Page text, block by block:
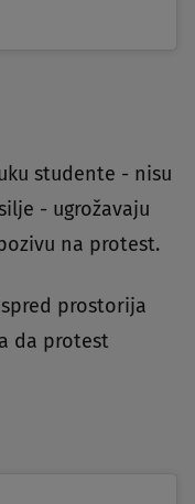
studente - nisu
- ugrožavaju
na protest.
prostorija
da protest